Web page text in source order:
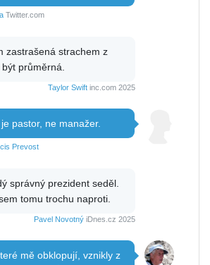
Twitter.com
zastrašená strachem z
průměrná.
Taylor Swift inc.com 2025
pastor, ne manažer.
Prevost
správný prezident seděl.
tomu trochu naproti.
Pavel Novotný iDnes.cz 2025
mě obklopují, vznikly z